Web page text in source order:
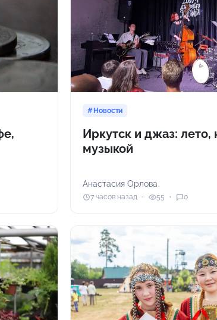
Новости
Иркутск и джаз: лето,
музыкой
Анастасия Орлова
7 часов назад 55 0